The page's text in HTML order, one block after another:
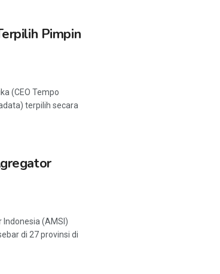
Pimpin
(CEO Tempo
terpilih secara
Indonesia (AMSI)
di 27 provinsi di